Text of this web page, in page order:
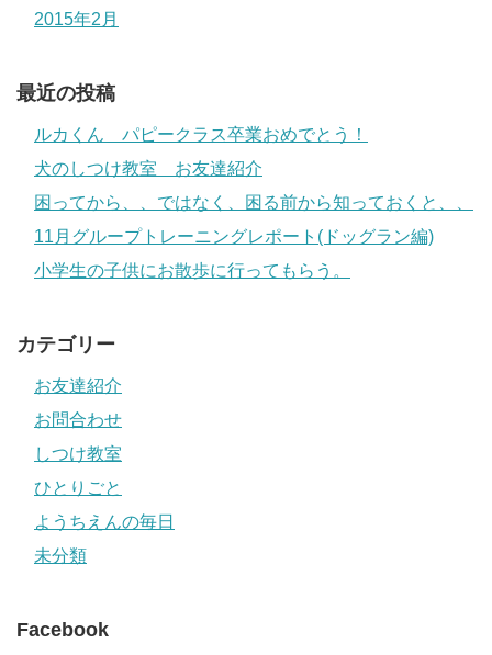
2015年2月
最近の投稿
ルカくん パピークラス卒業おめでとう！
犬のしつけ教室 お友達紹介
困ってから、、ではなく、困る前から知っておくと、、
11月グループトレーニングレポート(ドッグラン編)
小学生の子供にお散歩に行ってもらう。
カテゴリー
お友達紹介
お問合わせ
しつけ教室
ひとりごと
ようちえんの毎日
未分類
Facebook